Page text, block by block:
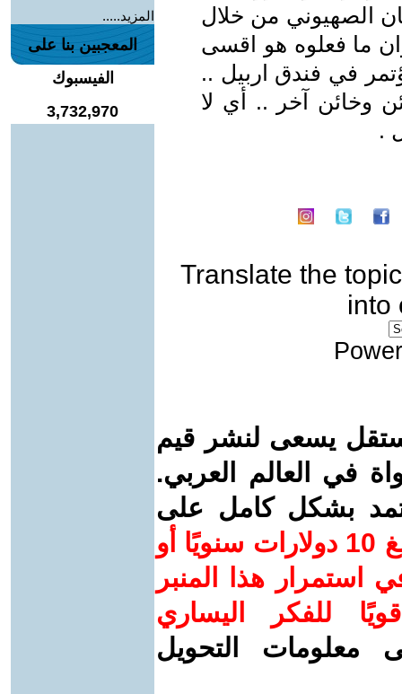
الصهيوني من خلال
ما فعلوه هو اقسى
في فندق اربيل ..
وخائن آخر .. أي لا
.
Translate the topic
into
يسعى لنشر قيم
في العالم العربي.
بشكل كامل على
ساهم/ي معنا! بدعمكم بمبلغ 10 دولارات سنويًا أو
استمرار هذا المنبر
للفكر اليساري
معلومات التحويل
المزيد.....
المعجبين بنا على
الفيسبوك
3,732,970